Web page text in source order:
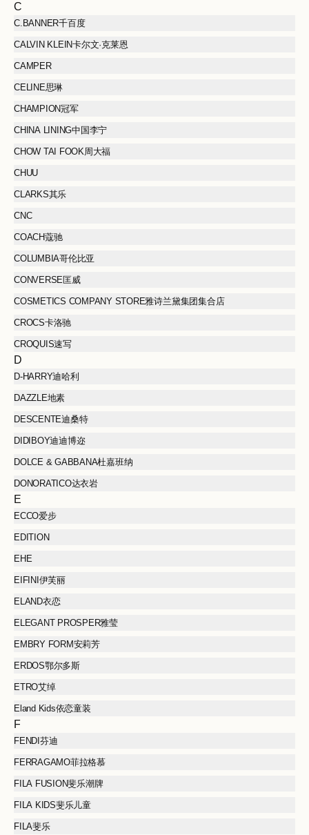
C
C.BANNER千百度
CALVIN KLEIN卡尔文·克莱恩
CAMPER
CELINE思琳
CHAMPION冠军
CHINA LINING中国李宁
CHOW TAI FOOK周大福
CHUU
CLARKS其乐
CNC
COACH蔻驰
COLUMBIA哥伦比亚
CONVERSE匡威
COSMETICS COMPANY STORE雅诗兰黛集团集合店
CROCS卡洛驰
CROQUIS速写
D
D-HARRY迪哈利
DAZZLE地素
DESCENTE迪桑特
DIDIBOY迪迪博迩
DOLCE & GABBANA杜嘉班纳
DONORATICO达衣岩
E
ECCO爱步
EDITION
EHE
EIFINI伊芙丽
ELAND衣恋
ELEGANT PROSPER雅莹
EMBRY FORM安莉芳
ERDOS鄂尔多斯
ETRO艾绰
Eland Kids依恋童装
F
FENDI芬迪
FERRAGAMO菲拉格慕
FILA FUSION斐乐潮牌
FILA KIDS斐乐儿童
FILA斐乐